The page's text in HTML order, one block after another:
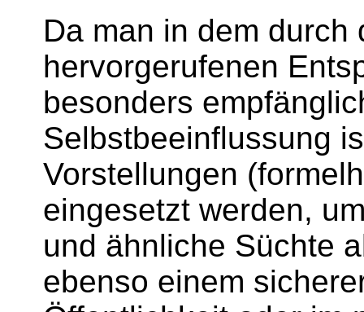
Da man in dem
hervorgerufenen
besonders
Selbstbeeinflussung
Vorstellungen
eingesetzt werden,
und ähnliche Süchte
ebenso einem